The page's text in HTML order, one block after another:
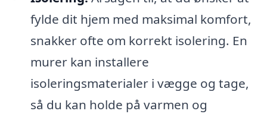
fylde dit hjem med maksimal komfort,
snakker ofte om korrekt isolering. En
murer kan installere
isoleringsmaterialer i vægge og tage,
så du kan holde på varmen og